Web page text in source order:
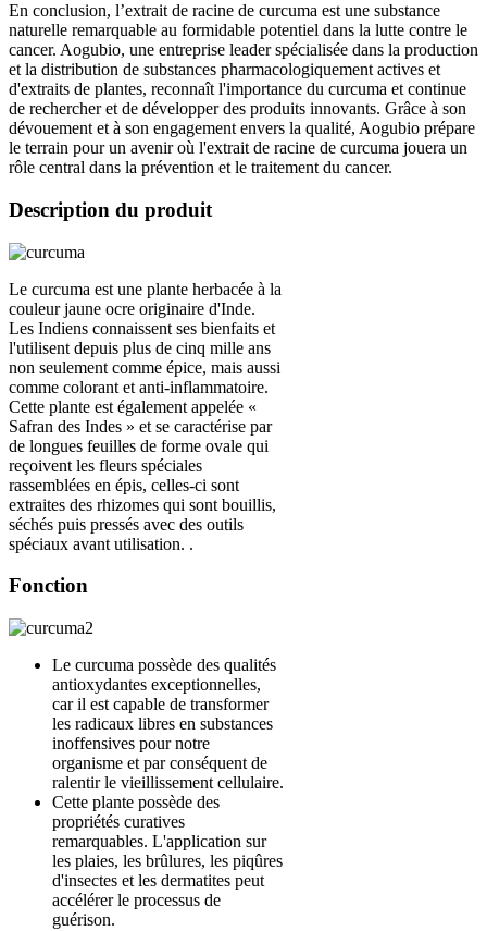
En conclusion, l’extrait de racine de curcuma est une substance
naturelle remarquable au formidable potentiel dans la lutte contre le
cancer. Aogubio, une entreprise leader spécialisée dans la production
et la distribution de substances pharmacologiquement actives et
d'extraits de plantes, reconnaît l'importance du curcuma et continue
de rechercher et de développer des produits innovants. Grâce à son
dévouement et à son engagement envers la qualité, Aogubio prépare
le terrain pour un avenir où l'extrait de racine de curcuma jouera un
rôle central dans la prévention et le traitement du cancer.
Description du produit
Le curcuma est une plante herbacée à la
couleur jaune ocre originaire d'Inde.
Les Indiens connaissent ses bienfaits et
l'utilisent depuis plus de cinq mille ans
non seulement comme épice, mais aussi
comme colorant et anti-inflammatoire.
Cette plante est également appelée «
Safran des Indes » et se caractérise par
de longues feuilles de forme ovale qui
reçoivent les fleurs spéciales
rassemblées en épis, celles-ci sont
extraites des rhizomes qui sont bouillis,
séchés puis pressés avec des outils
spéciaux avant utilisation. .
Fonction
Le curcuma possède des qualités
antioxydantes exceptionnelles,
car il est capable de transformer
les radicaux libres en substances
inoffensives pour notre
organisme et par conséquent de
ralentir le vieillissement cellulaire.
Cette plante possède des
propriétés curatives
remarquables. L'application sur
les plaies, les brûlures, les piqûres
d'insectes et les dermatites peut
accélérer le processus de
guérison.